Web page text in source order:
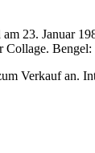
23. Januar
Verkauf an.